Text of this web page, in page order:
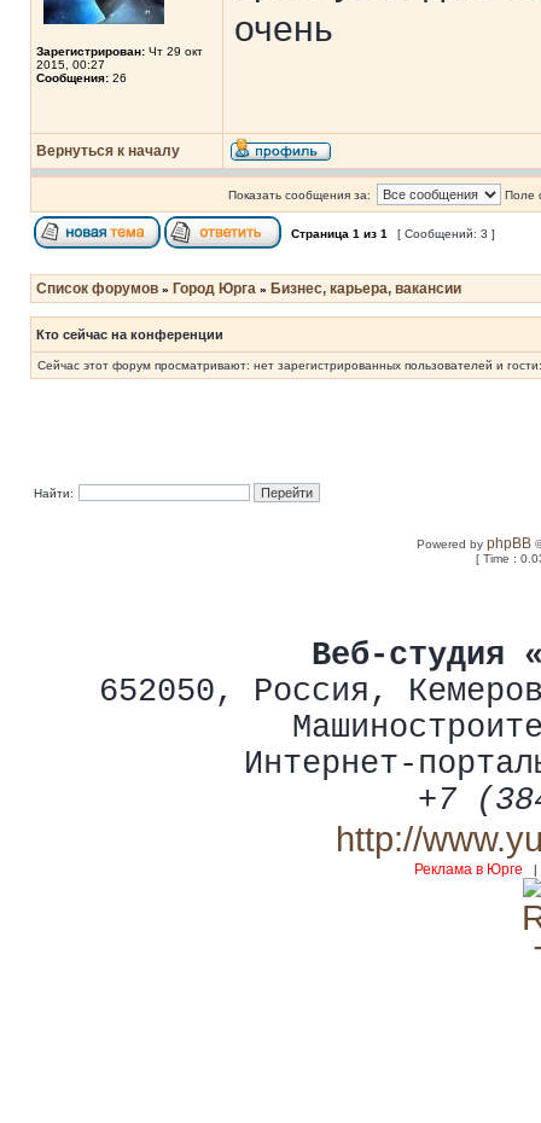
Зарегистрирован: Чт 29 окт
2015, 00:27
Сообщения: 26
очень
Вернуться к началу
Показать сообщения за: Поле
Страница 1 из 1 [ Сообщений: 3 ]
Список форумов » Город Юрга » Бизнес, карьера, вакансии
Кто сейчас на конференции
Сейчас этот форум просматривают: нет зарегистрированных пользователей и
Найти:
Powered byphpBB
[ Time :
Веб-студия
652050, Россия ,
Интернет-
+7
http://
Реклама в Юрге